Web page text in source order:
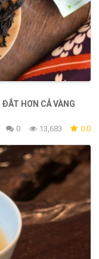
HƠN CẢ VÀNG
0 13,683 0.0